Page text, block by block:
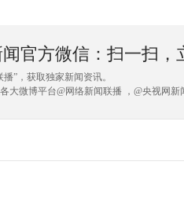
官方微信：扫一扫，
”，获取独家新闻资讯。
大微博平台@网络新闻联播 ，@央视网新